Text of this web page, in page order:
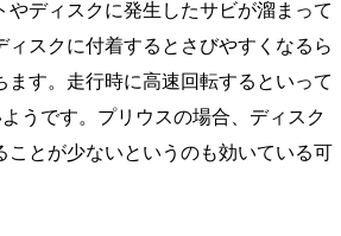
ディスクに発生したサビが溜まって
スクに付着するとさびやすくなるら
す。走行時に高速回転するといって
うです。プリウスの場合、ディスク
とが少ないというのも効いている可